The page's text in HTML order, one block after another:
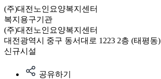
(주)대전노인요양복지센터
복지용구기관
(주)대전노인요양복지센터
대전광역시 중구 동서대로 1223 2층 (태평동)
신규시설
공유하기